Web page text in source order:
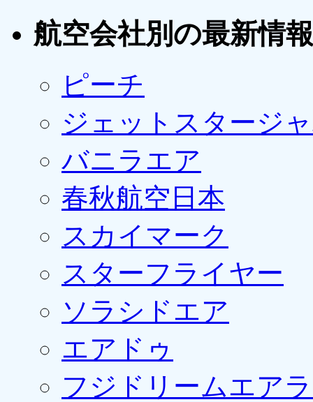
航空会社別の最新情報
ピーチ
ジェットスタージ
バニラエア
春秋航空日本
スカイマーク
スターフライヤー
ソラシドエア
エアドゥ
フジドリームエア